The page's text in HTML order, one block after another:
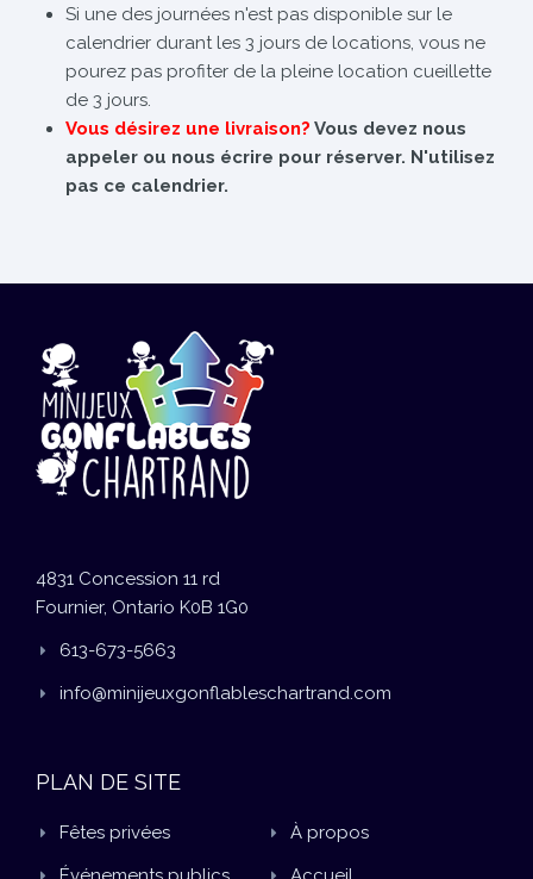
Si une des journées n'est pas disponible sur le
calendrier durant les 3 jours de locations, vous ne
pourez pas profiter de la pleine location cueillette
de 3 jours.
Vous désirez une livraison? Vous devez nous
appeler ou nous écrire pour réserver. N'utilisez
pas ce calendrier.
4831 Concession 11 rd
Fournier, Ontario K0B 1G0
613-673-5663
info@minijeuxgonflableschartrand.com
PLAN DE SITE
Fêtes privées
À propos